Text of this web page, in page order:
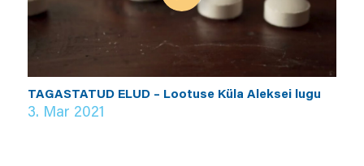
TAGASTATUD ELUD – Lootuse Küla Aleksei lugu
3. Mar 2021